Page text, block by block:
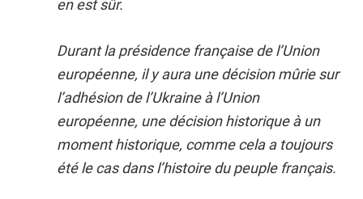
en est sûr.
Durant la présidence française de l’Union
européenne, il y aura une décision mûrie sur
l’adhésion de l’Ukraine à l’Union
européenne, une décision historique à un
moment historique, comme cela a toujours
été le cas dans l’histoire du peuple français.